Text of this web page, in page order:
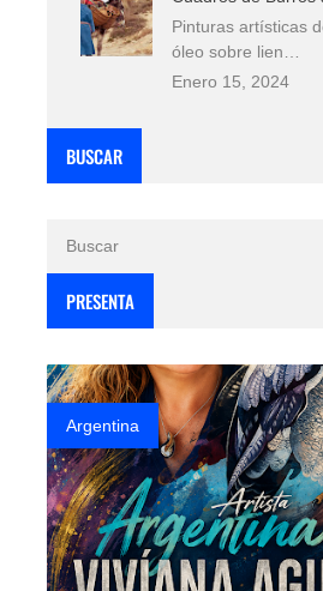
Pinturas artísticas
óleo sobre lien…
Enero 15, 2024
BUSCAR
PRESENTA
Argentina